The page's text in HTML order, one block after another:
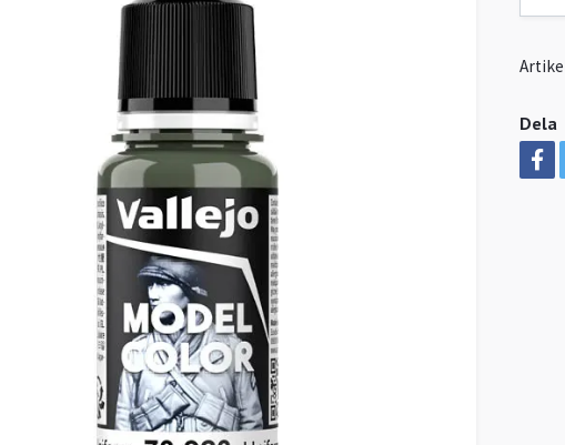
Dela